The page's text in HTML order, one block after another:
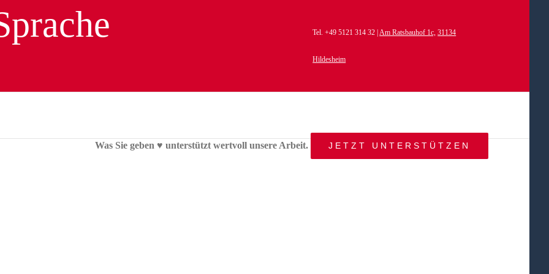
Tel. +49 5121 314 32 |Am Ratsbauhof 1c, 31134
Hildesheim
Was Sie geben ♥︎ unterstützt wertvoll unsere Arbeit. JETZT UNTERSTÜTZENSTART